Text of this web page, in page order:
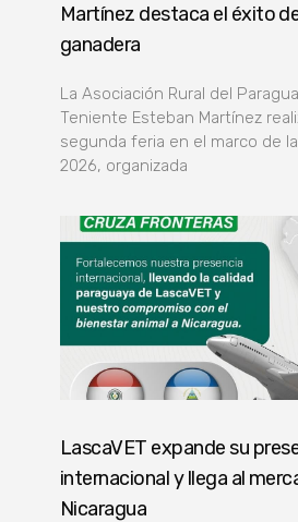
Martínez destaca el éxito
ganadera
La Asociación Rural del
Teniente Esteban Martínez
segunda feria en el marco de
2026, organizada
LascaVET expande su
internacional y llega al
Nicaragua